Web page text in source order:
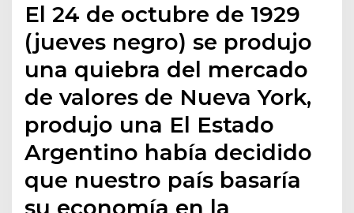
El 24 de octubre de 1929
(jueves negro) se produjo
una quiebra del mercado
de valores de Nueva York,
produjo una El Estado
Argentino había decidido
que nuestro país basaría